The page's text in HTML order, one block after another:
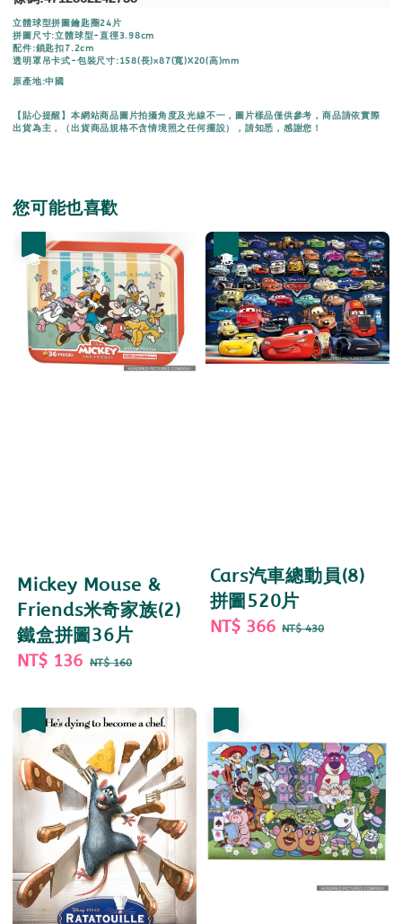
立體球型拼圖鑰匙圈24片
拼圖尺寸:立體球型-直徑3.98cm
配件:鎖匙扣7.2cm
透明罩吊卡式-包裝尺寸:158(長)x87(寬)X20(高)mm
原產地:中國
【貼心提醒】本網站商品圖片拍攝角度及光線不一，圖片樣品僅供參考，商品請依實際
出貨為主，（出貨商品規格不含情境照之任何擺設），請知悉，感謝您！
您可能也喜歡
Mickey Mouse &
Friends米奇家族(2)
鐵盒拼圖36片
Sale
NT$ 136 Regular
NT$ 160
Cars汽車總動員(8)
拼圖520片
Sale
NT$ 366 Regular
NT$ 430